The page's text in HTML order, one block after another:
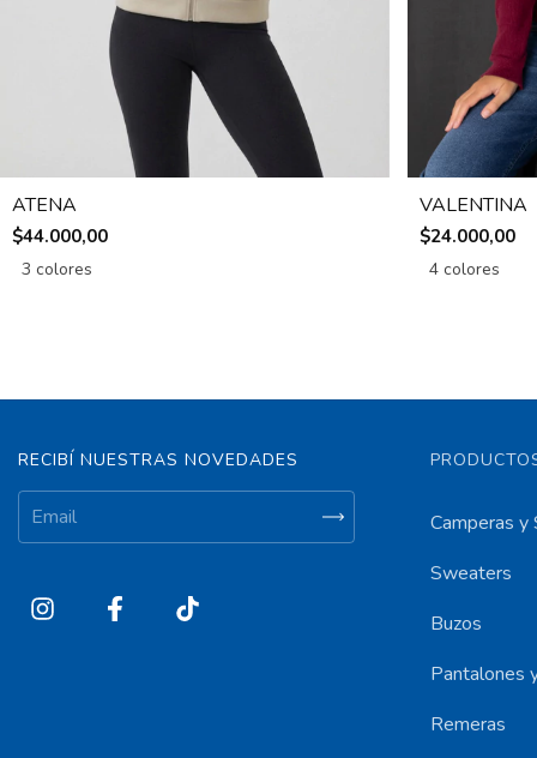
ATENA
$44.000,00
3 colores
VALENTINA
$24.000,00
4 colores
RECIBÍ NUESTRAS NOVEDADES
Camperas y
Sweaters
Buzos
Pantalones
Remeras